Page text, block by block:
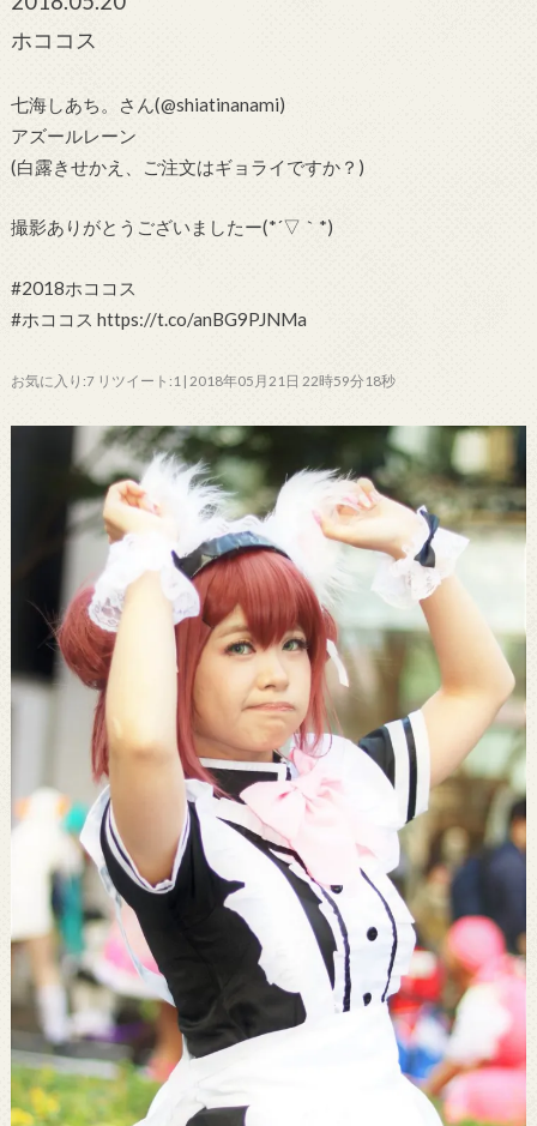
ホココス
七海しあち。さん(@shiatinanami)
アズールレーン
(白露きせかえ、ご注文はギョライですか？)
撮影ありがとうございましたー(*´▽｀*)
#2018ホココス
#ホココス https://t.co/anBG9PJNMa
お気に入り:7 リツイート:1 | 2018年05月21日 22時59分18秒